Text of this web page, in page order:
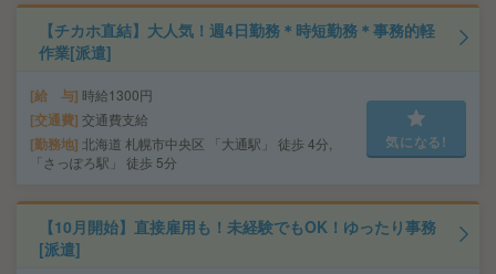
【チカホ直結】大人気！週4日勤務＊時短勤務＊事務的軽
作業[派遣]
給 与 時給1300円
交通費 交通費支給
勤務地 北海道 札幌市中央区 「大通駅」 徒歩 4分,
「さっぽろ駅」 徒歩 5分
気になる!
【10月開始】直接雇用も！未経験でもOK！ゆったり事務
[派遣]